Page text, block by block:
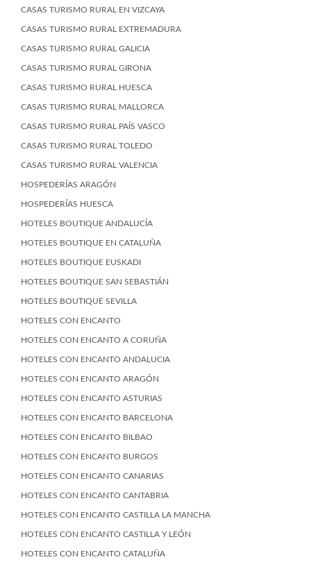
CASAS TURISMO RURAL EN VIZCAYA
CASAS TURISMO RURAL EXTREMADURA
CASAS TURISMO RURAL GALICIA
CASAS TURISMO RURAL GIRONA
CASAS TURISMO RURAL HUESCA
CASAS TURISMO RURAL MALLORCA
CASAS TURISMO RURAL PAÍS VASCO
CASAS TURISMO RURAL TOLEDO
CASAS TURISMO RURAL VALENCIA
HOSPEDERÍAS ARAGÓN
HOSPEDERÍAS HUESCA
HOTELES BOUTIQUE ANDALUCÍA
HOTELES BOUTIQUE EN CATALUÑA
HOTELES BOUTIQUE EUSKADI
HOTELES BOUTIQUE SAN SEBASTIÁN
HOTELES BOUTIQUE SEVILLA
HOTELES CON ENCANTO
HOTELES CON ENCANTO A CORUÑA
HOTELES CON ENCANTO ANDALUCIA
HOTELES CON ENCANTO ARAGÓN
HOTELES CON ENCANTO ASTURIAS
HOTELES CON ENCANTO BARCELONA
HOTELES CON ENCANTO BILBAO
HOTELES CON ENCANTO BURGOS
HOTELES CON ENCANTO CANARIAS
HOTELES CON ENCANTO CANTABRIA
HOTELES CON ENCANTO CASTILLA LA MANCHA
HOTELES CON ENCANTO CASTILLA Y LEÓN
HOTELES CON ENCANTO CATALUÑA